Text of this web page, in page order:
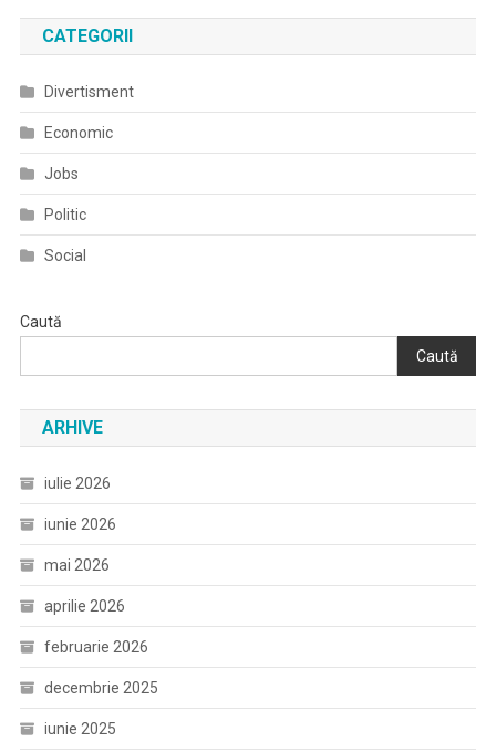
CATEGORII
Divertisment
Economic
Jobs
Politic
Social
Caută
Caută
ARHIVE
iulie 2026
iunie 2026
mai 2026
aprilie 2026
februarie 2026
decembrie 2025
iunie 2025